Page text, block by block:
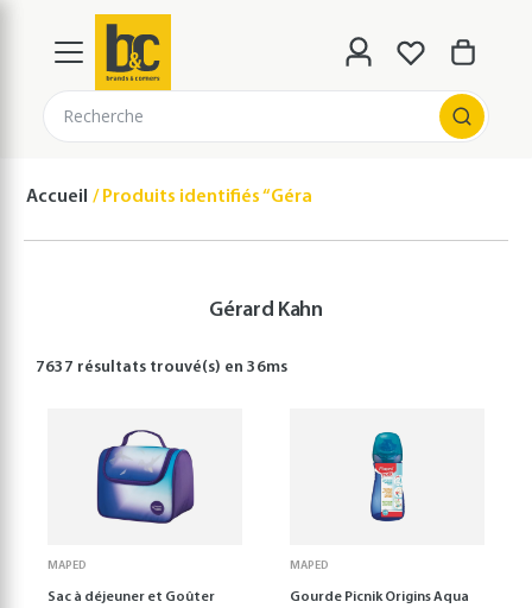
Recherche
Accueil Produits identifiés “Gérard Kahn”
Gérard Kahn
7637 résultats trouvé(s) en36ms
MAPED
Sac à déjeuner et Goûter
MAPED
Gourde Picnik Origins Aqua